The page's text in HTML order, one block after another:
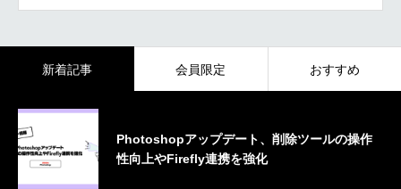
新着記事 会員限定 おすすめ
Photoshopアップデート、削除ツールの操作
性向上やFirefly連携を強化